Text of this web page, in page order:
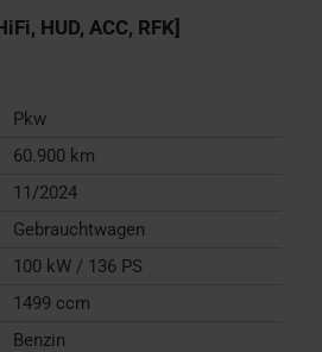
HUD, ACC, RFK]
Pkw
60.900 km
11/2024
Gebrauchtwagen
100 kW / 136 PS
1499 ccm
Benzin